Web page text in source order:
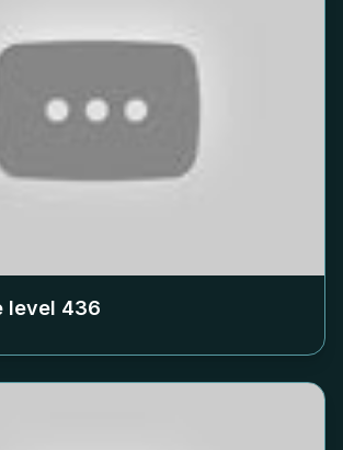
level 436